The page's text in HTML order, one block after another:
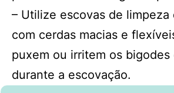
– Utilize escovas de limpeza
com cerdas macias e
puxem ou irritem os bigodes
durante a escovação.